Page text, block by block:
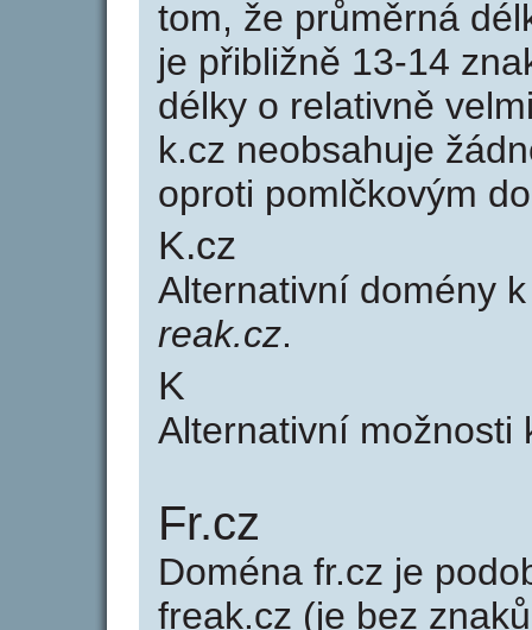
tom, že průměrná
je přibližně 13-14
délky o relativně
k.cz neobsahuje
oproti pomlčkovým
K.cz
Alternativní domény
reak.cz.
K
Alternativní možnosti
Fr.cz
Doména fr.cz je
freak.cz (je bez